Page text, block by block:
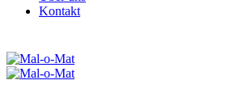
Kontakt